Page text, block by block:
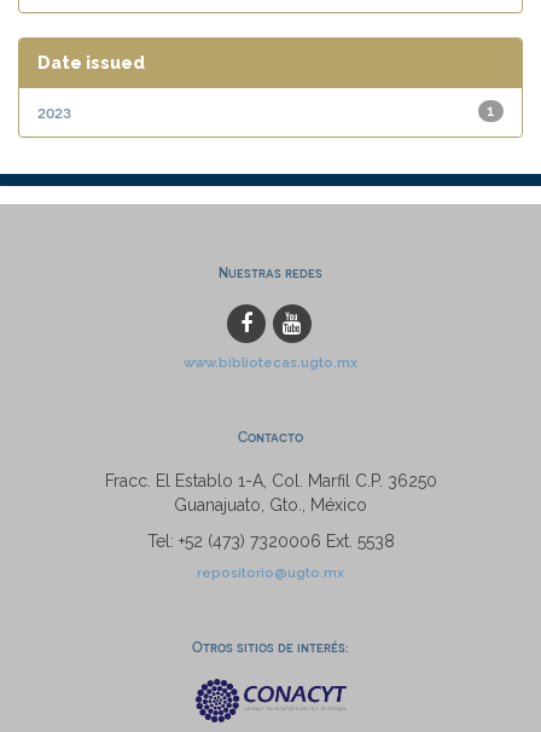
Date issued
1
2023
Nuestras redes
www.bibliotecas.ugto.mx
Contacto
Fracc. El Establo 1-A, Col. Marfil C.P. 36250
Guanajuato, Gto., México
Tel: +52 (473) 7320006 Ext. 5538
repositorio@ugto.mx
Otros sitios de interés: